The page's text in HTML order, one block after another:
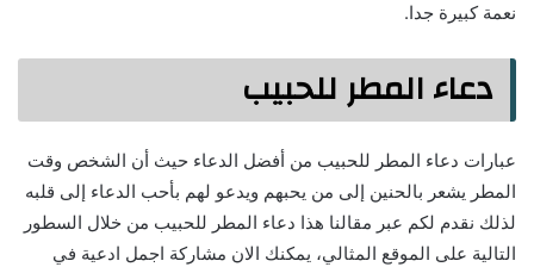
نعمة كبيرة جدا.
دعاء المطر للحبيب
عبارات دعاء المطر للحبيب من أفضل الدعاء حيث أن الشخص وقت
المطر يشعر بالحنين إلى من يحبهم ويدعو لهم بأحب الدعاء إلى قلبه
لذلك نقدم لكم عبر مقالنا هذا دعاء المطر للحبيب من خلال السطور
التالية على الموقع المثالي، يمكنك الان مشاركة اجمل ادعية في